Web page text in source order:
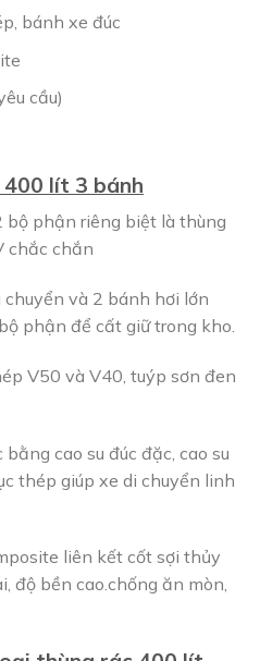
bánh xe đúc
cầu)
lít 3 bánh
bộ phận riêng biệt là thùng
chắc chắn
và 2 bánh hơi lớn
phận để cất giữ trong kho.
V50 và V40, tuýp sơn đen
cao su đúc đặc, cao su
thép giúp xe di chuyển linh
liên kết cốt sợi thủy
độ bền cao.chống ăn mòn,